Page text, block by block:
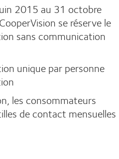
2015 au 31 octobre
se réserve le
sans communication
unique par personne
les consommateurs
de contact mensuelles